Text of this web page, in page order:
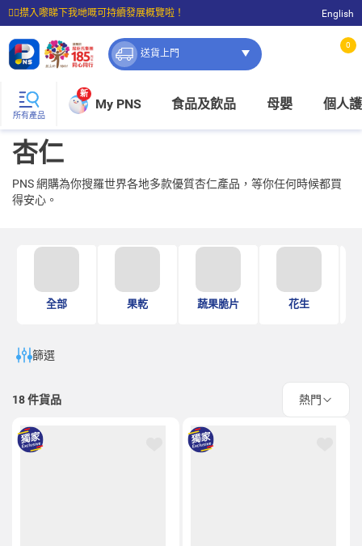
☝🏼㩒入嚟睇下我哋嘅可持續發展概覽啦！
⭐購物滿$399即享免費送貨；滿$100即可免費店取。
English
送貨上門
0
所有產品
新
My PNS 食品及飲品 母嬰 個人
杏仁
PNS 網購為你搜羅世界各地多款優質杏仁產品，等你任何時候都買
得安心。
全部 果乾 蔬果脆片 花生
篩選
18件貨品 熱門